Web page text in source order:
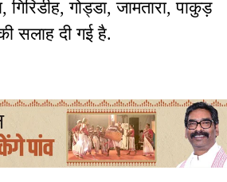
गोड्डा, जामतारा, पाकुड़
सलाह दी गई है.